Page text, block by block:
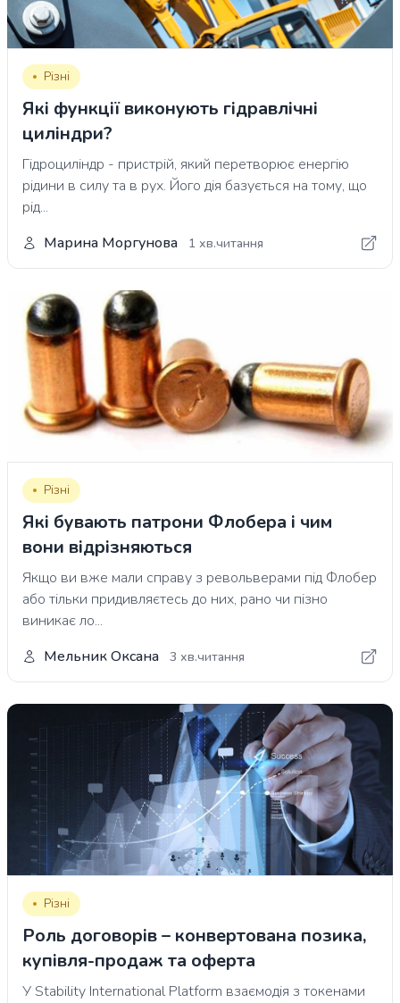
Різні
Які функції виконують гідравлічні
циліндри?
Гідроциліндр - пристрій, який перетворює енергію
рідини в силу та в рух. Його дія базується на тому, що
рід...
Марина Моргунова
1 хв.читання
Різні
Які бувають патрони Флобера і чим
вони відрізняються
Якщо ви вже мали справу з револьверами під Флобер
або тільки придивляєтесь до них, рано чи пізно
виникає ло...
Мельник Оксана
3 хв.читання
Різні
Роль договорів – конвертована позика,
купівля-продаж та оферта
У Stability International Platform взаємодія з токенами